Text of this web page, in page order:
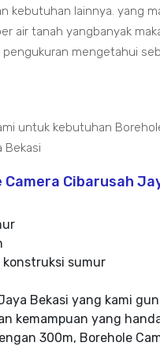
kebutuhan lainnya. yang
air tanah yangbanyak
mengetahui
untuk kebutuhan
Bekasi
Cibarusah
konstruksi sumur
Bekasi yang kami
kemampuan yang
300m, Borehole